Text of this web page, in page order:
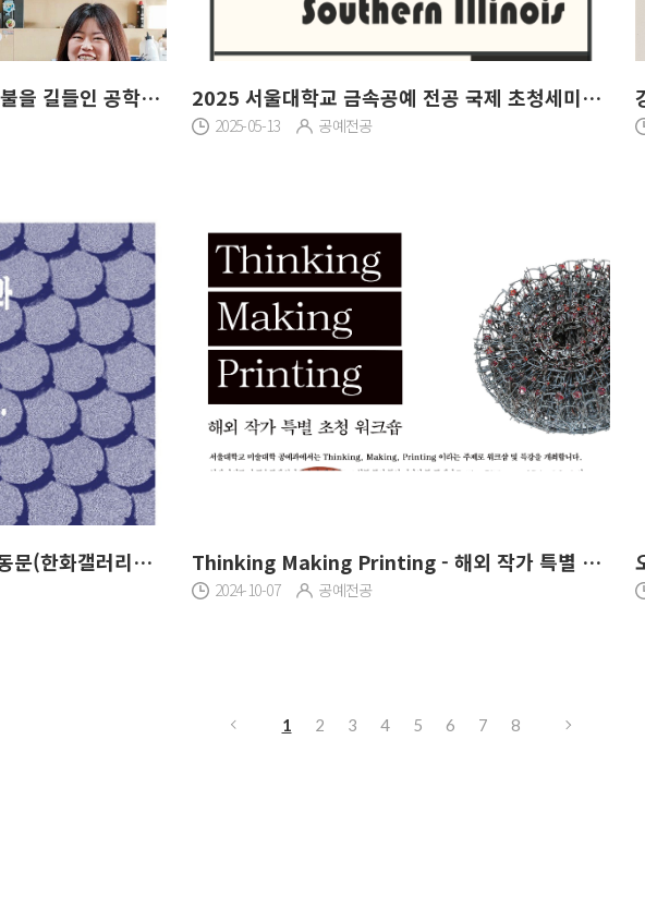
[ 서울대사람들 83호: 질문 ] - 불을 길들인 공학, 가치를 발견한 예술 2025 서울대학교 금속공예 전공 국제 초청세미나 American Metalwork in Context: East Carolina & Southern Illinois
2025-05-13 공예전공
[특강] 진로탐색특강 - 박준후 동문(한화갤러리아 브랜드사업팀 MD) Thinking Making Printing - 해외 작가 특별 초청 워크숍
2024-10-07 공예전공
1 2 3 4 5 6 7 8